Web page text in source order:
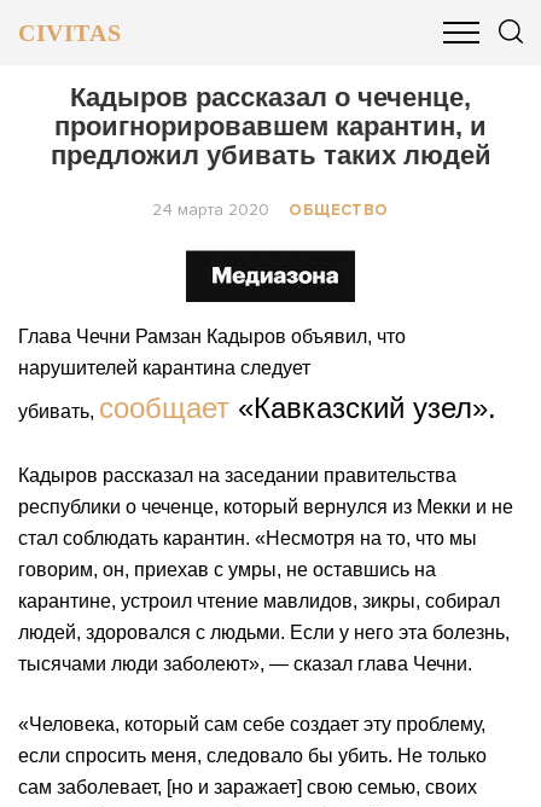
CIVITAS
ОБЩЕСТВО БИЗНЕС И ФИНАНСЫ
Кадыров рассказал о чеченце,
проигнорировавшем карантин, и
предложил убивать таких людей
24 марта 2020 ОБЩЕСТВО
​Глава Чечни Рамзан Кадыров объявил, что
нарушителей карантина следует
убивать, сообщает «Кавказский узел».
Кадыров рассказал на заседании правительства
республики о чеченце, который вернулся из Мекки и не
стал соблюдать карантин. «Несмотря на то, что мы
говорим, он, приехав с умры, не оставшись на
карантине, устроил чтение мавлидов, зикры, собирал
людей, здоровался с людьми. Если у него эта болезнь,
тысячами люди заболеют», — сказал глава Чечни.
«Человека, который сам себе создает эту проблему,
если спросить меня, следовало бы убить. Не только
сам заболевает, [но и заражает] свою семью, своих